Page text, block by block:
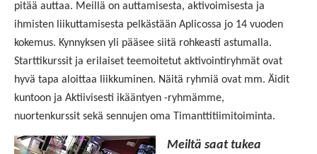
pitää auttaa. Meillä on auttamisesta, aktivoimisesta ja
ihmisten liikuttamisesta pelkästään Aplicossa jo 14 vuoden
kokemus. Kynnyksen yli pääsee siitä rohkeasti astumalla.
Starttikurssit ja erilaiset teemoitetut aktivointiryhmät ovat
hyvä tapa aloittaa liikkuminen. Näitä ryhmiä ovat mm. Äidit
kuntoon ja Aktiivisesti ikääntyen -ryhmämme,
nuortenkurssit sekä sennujen oma Timanttitiimitoiminta.
Meiltä saat tukea